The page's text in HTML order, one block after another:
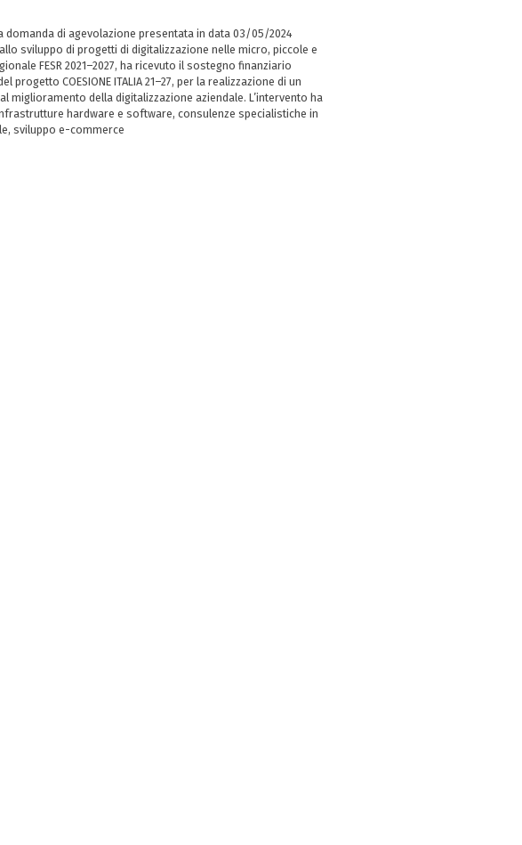
domanda di agevolazione presentata in data 03/05/2024
sviluppo di progetti di digitalizzazione nelle micro, piccole e
FESR 2021–2027, ha ricevuto il sostegno finanziario
progetto COESIONE ITALIA 21–27, per la realizzazione di un
miglioramento della digitalizzazione aziendale. L’intervento ha
hardware e software, consulenze specialistiche in
sviluppo e-commerce